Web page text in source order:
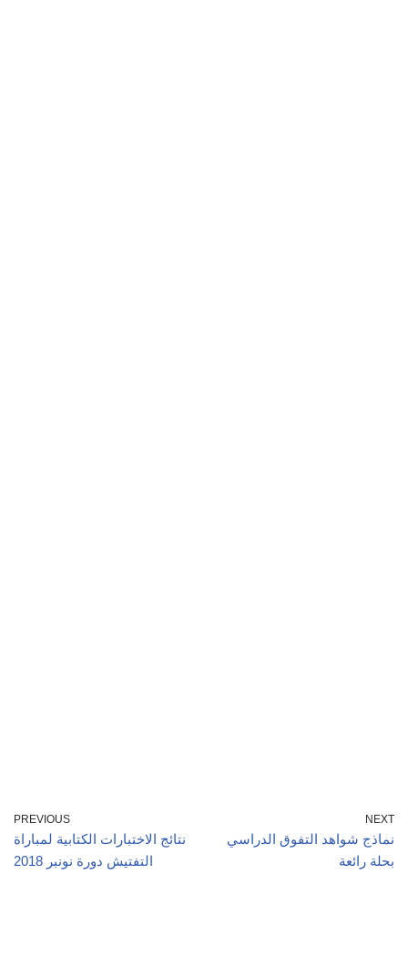
PREVIOUS
نتائج الاختبارات الكتابية لمباراة
التفتيش دورة نونبر 2018
NEXT
نماذج شواهد التفوق الدراسي
بحلة رائعة